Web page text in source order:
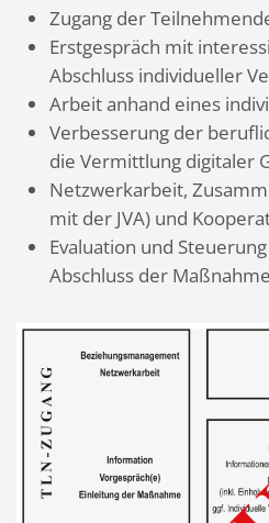
Zugang der
Erstgespräch mit
Abschluss individueller
Arbeit anhand eines
Verbesserung der
die Vermittlung digitaler
Netzwerkarbeit,
mit der JVA) und
Evaluation und
Abschluss der Maßnahme